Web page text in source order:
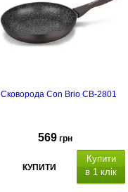
Сковорода Con Brio CB-2801
569 грн
КУПИТИ
Купити
в 1 клік